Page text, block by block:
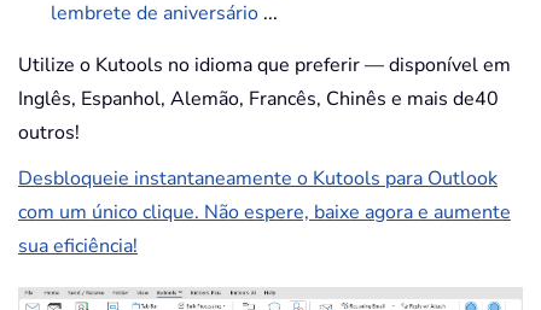
lembrete de aniversário ...
Utilize o Kutools no idioma que preferir — disponível em
Inglês, Espanhol, Alemão, Francês, Chinês e mais de40
outros!
Desbloqueie instantaneamente o Kutools para Outlook
com um único clique. Não espere, baixe agora e aumente
sua eficiência!